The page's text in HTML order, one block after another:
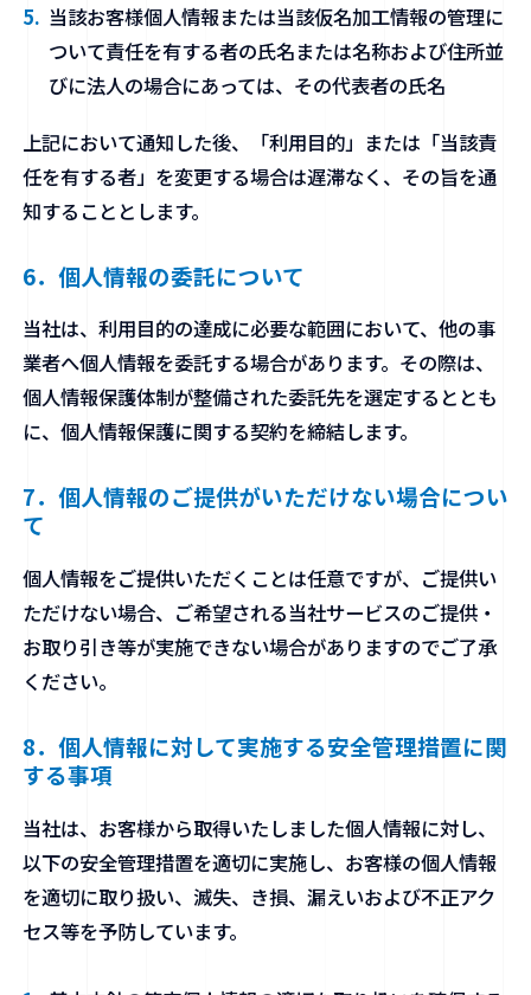
当該お客様個人情報または当該仮名加工情報の管理に
ついて責任を有する者の氏名または名称および住所並
びに法人の場合にあっては、その代表者の氏名
上記において通知した後、「利用目的」または「当該責
任を有する者」を変更する場合は遅滞なく、その旨を通
知することとします。
6．個人情報の委託について
当社は、利用目的の達成に必要な範囲において、他の事
業者へ個人情報を委託する場合があります。その際は、
個人情報保護体制が整備された委託先を選定するととも
に、個人情報保護に関する契約を締結します。
7．個人情報のご提供がいただけない場合につい
て
個人情報をご提供いただくことは任意ですが、ご提供い
ただけない場合、ご希望される当社サービスのご提供・
お取り引き等が実施できない場合がありますのでご了承
ください。
8．個人情報に対して実施する安全管理措置に関
する事項
当社は、お客様から取得いたしました個人情報に対し、
以下の安全管理措置を適切に実施し、お客様の個人情報
を適切に取り扱い、滅失、き損、漏えいおよび不正アク
セス等を予防しています。